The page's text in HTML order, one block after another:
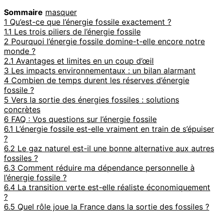
Sommaire masquer
1 Qu’est-ce que l’énergie fossile exactement ?
1.1 Les trois piliers de l’énergie fossile
2 Pourquoi l’énergie fossile domine-t-elle encore notre
monde ?
2.1 Avantages et limites en un coup d’œil
3 Les impacts environnementaux : un bilan alarmant
4 Combien de temps durent les réserves d’énergie
fossile ?
5 Vers la sortie des énergies fossiles : solutions
concrètes
6 FAQ : Vos questions sur l’énergie fossile
6.1 L’énergie fossile est-elle vraiment en train de s’épuiser
?
6.2 Le gaz naturel est-il une bonne alternative aux autres
fossiles ?
6.3 Comment réduire ma dépendance personnelle à
l’énergie fossile ?
6.4 La transition verte est-elle réaliste économiquement
?
6.5 Quel rôle joue la France dans la sortie des fossiles ?